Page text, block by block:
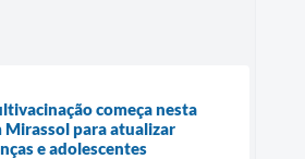
começa nesta
Mirassol para atualizar
e adolescentes